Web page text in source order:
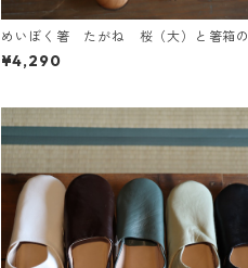
めいぼく箸 たがね 桜（大）と箸箱の
ト
¥4,290